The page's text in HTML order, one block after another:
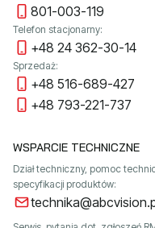
801-003-119
Telefon stacjonarny:
+48 24 362-30-14
Sprzedaż:
+48 516-689-427
+48 793-221-737
WSPARCIE TECHNICZNE
Dział techniczny, pomoc
specyfikacji produktów: